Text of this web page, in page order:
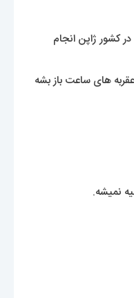
کشور ژاپن انجام
های ساعت باز بشه
نمیشه.